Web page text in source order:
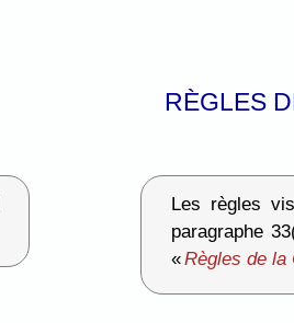
RÈGLES
Les règles
paragraphe
«Règles de